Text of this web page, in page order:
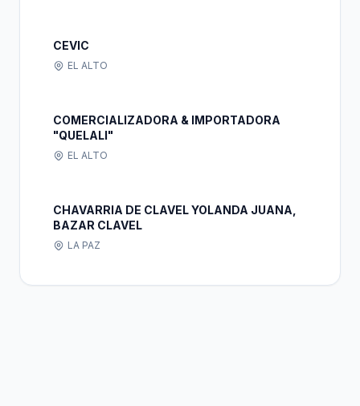
CEVIC
EL ALTO
COMERCIALIZADORA & IMPORTADORA
"QUELALI"
EL ALTO
CHAVARRIA DE CLAVEL YOLANDA JUANA,
BAZAR CLAVEL
LA PAZ